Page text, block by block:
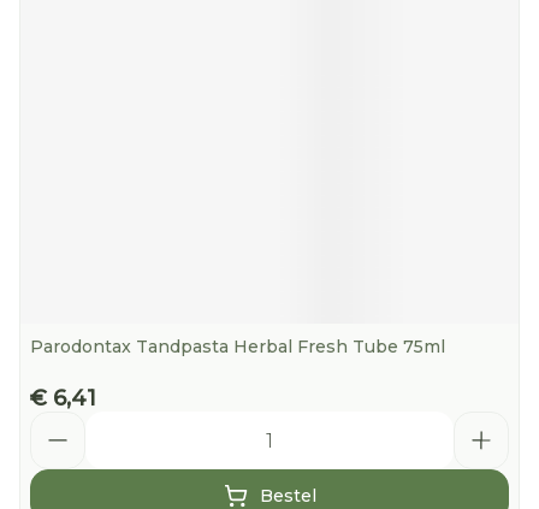
Parodontax Tandpasta Herbal Fresh Tube 75ml
€ 6,41
Bestel